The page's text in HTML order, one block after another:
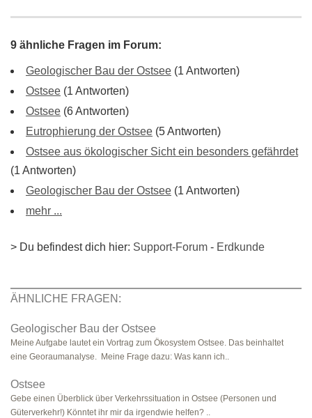
9 ähnliche Fragen im Forum:
Geologischer Bau der Ostsee (1 Antworten)
Ostsee (1 Antworten)
Ostsee (6 Antworten)
Eutrophierung der Ostsee (5 Antworten)
Ostsee aus ökologischer Sicht ein besonders gefährdet
(1 Antworten)
Geologischer Bau der Ostsee (1 Antworten)
mehr ...
> Du befindest dich hier: Support-Forum - Erdkunde
ÄHNLICHE FRAGEN:
Geologischer Bau der Ostsee
Meine Aufgabe lautet ein Vortrag zum Ökosystem Ostsee. Das beinhaltet
eine Georaumanalyse. Meine Frage dazu: Was kann ich..
Ostsee
Gebe einen Überblick über Verkehrssituation in Ostsee (Personen und
Güterverkehr!) Könntet ihr mir da irgendwie helfen? ..